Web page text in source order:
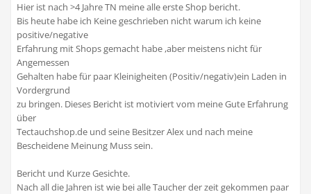
Hier ist nach >4 Jahre TN meine alle erste Shop bericht.
Bis heute habe ich Keine geschrieben nicht warum ich keine
positive/negative
Erfahrung mit Shops gemacht habe ,aber meistens nicht für
Angemessen
Gehalten habe für paar Kleinigheiten (Positiv/negativ)ein Laden in
Vordergrund
zu bringen. Dieses Bericht ist motiviert vom meine Gute Erfahrung
über
Tectauchshop.de und seine Besitzer Alex und nach meine
Bescheidene Meinung Muss sein.
Bericht und Kurze Gesichte.
Nach all die Jahren ist wie bei alle Taucher der zeit gekommen paar